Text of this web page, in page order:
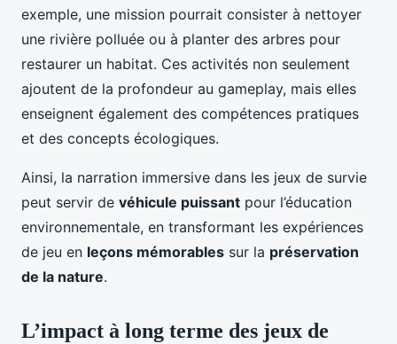
exemple, une mission pourrait consister à nettoyer
une rivière polluée ou à planter des arbres pour
restaurer un habitat. Ces activités non seulement
ajoutent de la profondeur au gameplay, mais elles
enseignent également des compétences pratiques
et des concepts écologiques.
Ainsi, la narration immersive dans les jeux de survie
peut servir de véhicule puissant pour l’éducation
environnementale, en transformant les expériences
de jeu en leçons mémorables sur la préservation
de la nature.
L’impact à long terme des jeux de